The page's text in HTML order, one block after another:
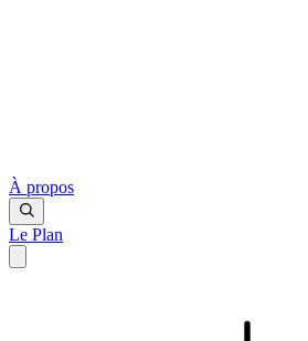
À propos
Le Plan